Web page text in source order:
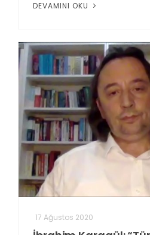
DEVAMINI OKU
17 Ağustos 2020